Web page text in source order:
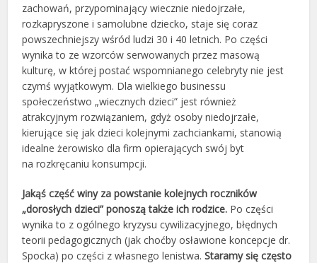
zachowań, przypominający wiecznie niedojrzałe,
rozkapryszone i samolubne dziecko, staje się coraz
powszechniejszy wśród ludzi 30 i 40 letnich. Po części
wynika to ze wzorców serwowanych przez masową
kulturę, w której postać wspomnianego celebryty nie jest
czymś wyjątkowym. Dla wielkiego businessu
społeczeństwo „wiecznych dzieci” jest również
atrakcyjnym rozwiązaniem, gdyż osoby niedojrzałe,
kierujące się jak dzieci kolejnymi zachciankami, stanowią
idealne żerowisko dla firm opierających swój byt
na rozkręcaniu konsumpcji.
Jakąś część winy za powstanie kolejnych roczników
„dorosłych dzieci” ponoszą także ich rodzice. Po części
wynika to z ogólnego kryzysu cywilizacyjnego, błędnych
teorii pedagogicznych (jak choćby osławione koncepcje dr.
Spocka) po części z własnego lenistwa.Staramy się często